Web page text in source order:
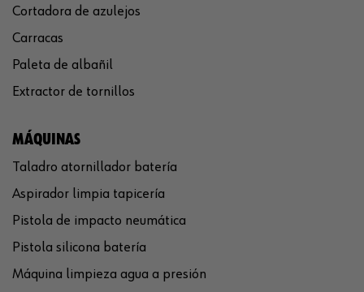
Cortadora de azulejos
Carracas
Paleta de albañil
Extractor de tornillos
MÁQUINAS
Taladro atornillador batería
Aspirador limpia tapicería
Pistola de impacto neumática
Pistola silicona batería
Máquina limpieza agua a presión